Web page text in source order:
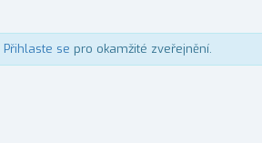
Přihlaste se pro okamžité zveřejnění.